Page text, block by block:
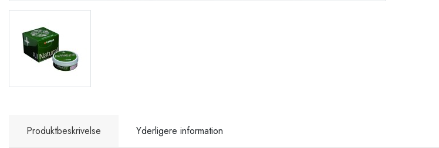
Produktbeskrivelse Yderligere information